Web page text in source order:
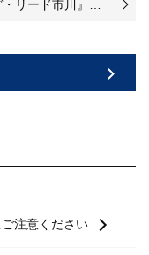
ド市川』のリノベーションが始まりました♪
注意ください